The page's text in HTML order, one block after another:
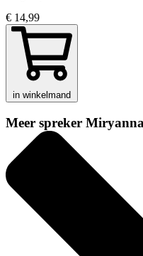
€ 14,99
in winkelmand
Meer spreker